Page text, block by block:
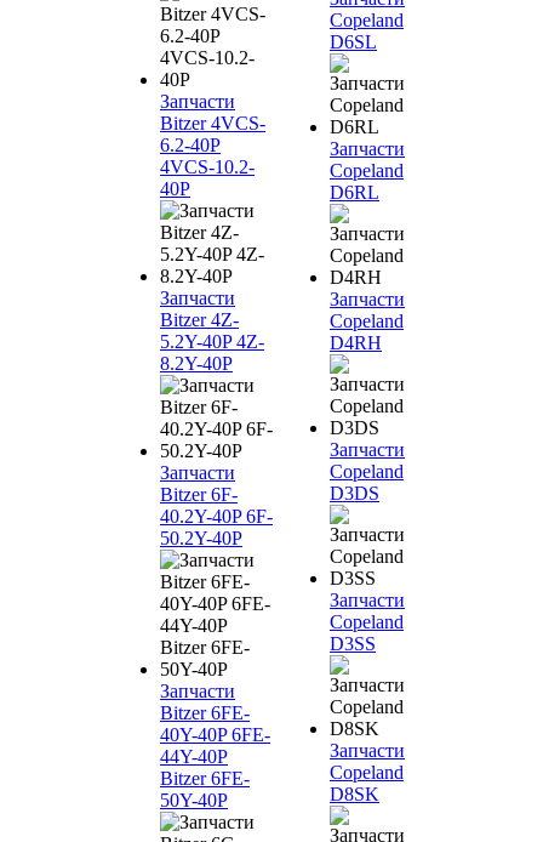
Запчасти
Bitzer 4VCS-
6.2-40P
4VCS-10.2-
40P
Запчасти
Bitzer 4Z-
5.2Y-40P 4Z-
8.2Y-40P
Запчасти
Bitzer 6F-
40.2Y-40P 6F-
50.2Y-40P
Запчасти
Bitzer 6FE-
40Y-40P 6FE-
44Y-40P
Bitzer 6FE-
50Y-40P
Copeland
D6SL
Запчасти
Copeland
D6RL
Запчасти
Copeland
D4RH
Запчасти
Copeland
D3DS
Запчасти
Copeland
D3SS
Запчасти
Copeland
D8SK